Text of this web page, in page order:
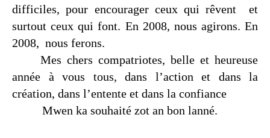
difficiles, pour encourager ceux qui rêvent
et
surtout ceux qui font. En 2008, nous agirons. En
2008, nous ferons.
Mes chers compatriotes, belle et heureuse
année à vous tous, dans l’action et dans la
création, dans l’entente et dans la confiance
Mwen ka souhaité zot an bon lanné.